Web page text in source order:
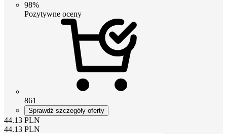
98%
Pozytywne oceny
861
Sprawdź szczegóły oferty
44.13 PLN
44.13 PLN